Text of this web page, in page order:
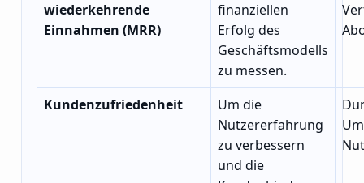
wiederkehrende
Einnahmen (MRR)
finanziellen
Erfolg des
Geschäftsmodells
zu messen.
Kundenzufriedenheit
Um die
Nutzererfahrung
zu verbessern
und die